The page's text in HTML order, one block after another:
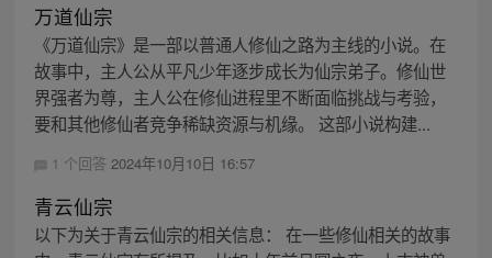
万道仙宗
《万道仙宗》是一部以普通人修仙之路为主线的小说。在
故事中，主人公从平凡少年逐步成长为仙宗弟子。修仙世
界强者为尊，主人公在修仙进程里不断面临挑战与考验，
要和其他修仙者竞争稀缺资源与机缘。 这部小说构建...
1 个回答 2024年10月10日 16:57
青云仙宗
以下为关于青云仙宗的相关信息： 在一些修仙相关的故事